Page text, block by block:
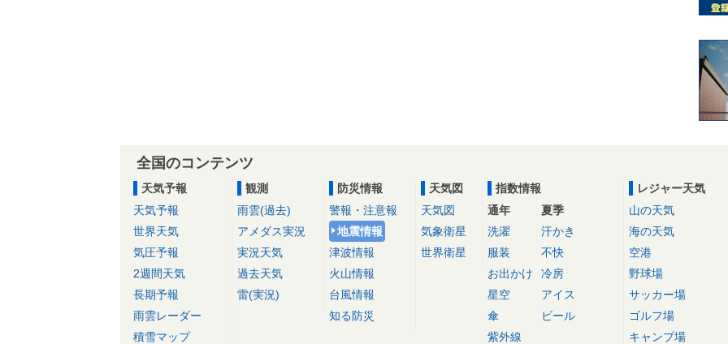
全国のコンテンツ
天気予報
天気予報
世界天気
気圧予報
2週間天気
長期予報
雨雲レーダー
積雪マップ
観測
雨雲(過去)
アメダス実況
実況天気
過去天気
雷(実況)
防災情報
警報・注意報
地震情報
津波情報
火山情報
台風情報
知る防災
天気図
天気図
気象衛星
世界衛星
指数情報
通年
洗濯
服装
お出かけ
星空
傘
紫外線
夏季
汗かき
不快
冷房
アイス
ビール
レジャー天気
山の天気
海の天気
空港
野球場
サッカー場
ゴルフ場
キャンプ場